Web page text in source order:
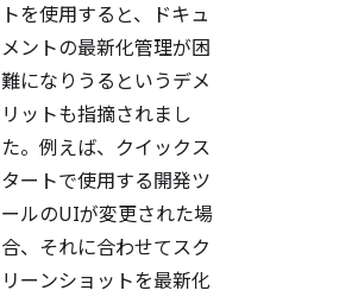
トを使用すると、ドキュ
メントの最新化管理が困
難になりうるというデメ
リットも指摘されまし
た。例えば、クイックス
タートで使用する開発ツ
ールのUIが変更された場
合、それに合わせてスク
リーンショットを最新化